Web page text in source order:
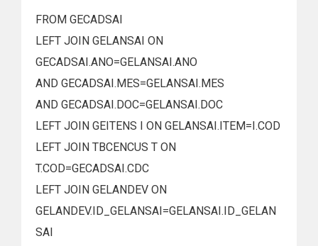
FROM GECADSAI
LEFT JOIN GELANSAI ON
GECADSAI.ANO=GELANSAI.ANO
AND GECADSAI.MES=GELANSAI.MES
AND GECADSAI.DOC=GELANSAI.DOC
LEFT JOIN GEITENS I ON GELANSAI.ITEM=I.COD
LEFT JOIN TBCENCUS T ON
T.COD=GECADSAI.CDC
LEFT JOIN GELANDEV ON
GELANDEV.ID_GELANSAI=GELANSAI.ID_GELAN
SAI